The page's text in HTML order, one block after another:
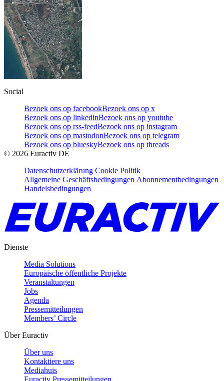
Social
Bezoek ons op facebookBezoek ons op x
Bezoek ons op linkedinBezoek ons op youtube
Bezoek ons op rss-feedBezoek ons op instagram
Bezoek ons op mastodonBezoek ons op telegram
Bezoek ons op blueskyBezoek ons op threads
© 2026 Euractiv DE
Datenschutzerklärung Cookie Politik
Allgemeine Geschäftsbedingungen Abonnementbedingungen
Handelsbedingungen
Dienste
Media Solutions
Europäische öffentliche Projekte
Veranstaltungen
Jobs
Agenda
Pressemitteilungen
Members’ Circle
Über Euractiv
Über uns
Kontaktiere uns
Mediahuis
Euractiv Pressemitteilungen